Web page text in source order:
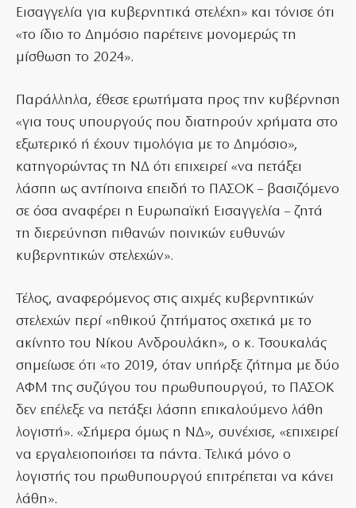
Εισαγγελία για κυβερνητικά στελέχη» και τόνισε ότι
«το ίδιο το Δημόσιο παρέτεινε μονομερώς τη
μίσθωση το 2024».
Παράλληλα, έθεσε ερωτήματα προς την κυβέρνηση
«για τους υπουργούς που διατηρούν χρήματα στο
εξωτερικό ή έχουν τιμολόγια με το Δημόσιο»,
κατηγορώντας τη ΝΔ ότι επιχειρεί «να πετάξει
λάσπη ως αντίποινα επειδή το ΠΑΣΟΚ – βασιζόμενο
σε όσα αναφέρει η Ευρωπαϊκή Εισαγγελία – ζητά
τη διερεύνηση πιθανών ποινικών ευθυνών
κυβερνητικών στελεχών».
Τέλος, αναφερόμενος στις αιχμές κυβερνητικών
στελεχών περί «ηθικού ζητήματος σχετικά με το
ακίνητο του Νίκου Ανδρουλάκη», ο κ. Τσουκαλάς
σημείωσε ότι «το 2019, όταν υπήρξε ζήτημα με δύο
ΑΦΜ της συζύγου του πρωθυπουργού, το ΠΑΣΟΚ
δεν επέλεξε να πετάξει λάσπη επικαλούμενο λάθη
λογιστή». «Σήμερα όμως η ΝΔ», συνέχισε, «επιχειρεί
να εργαλειοποιήσει τα πάντα. Τελικά μόνο ο
λογιστής του πρωθυπουργού επιτρέπεται να κάνει
λάθη».